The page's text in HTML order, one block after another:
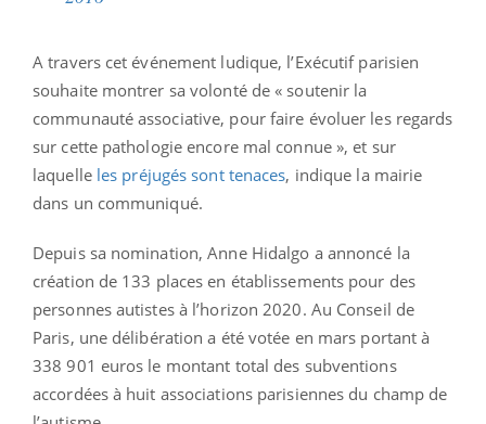
A travers cet événement ludique, l’Exécutif parisien
souhaite montrer sa volonté de « soutenir la
communauté associative, pour faire évoluer les regards
sur cette pathologie encore mal connue », et sur
laquelleles préjugés sont tenaces, indique la mairie
dans un communiqué.
Depuis sa nomination, Anne Hidalgo a annoncé la
création de 133 places en établissements pour des
personnes autistes à l’horizon 2020. Au Conseil de
Paris, une délibération a été votée en mars portant à
338 901 euros le montant total des subventions
accordées à huit associations parisiennes du champ de